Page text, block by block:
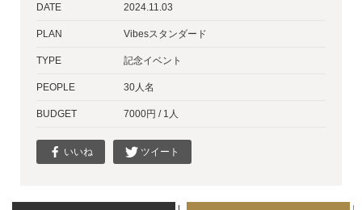
DATE 2024.11.03
PLAN Vibesスタンダード
TYPE 記念イベント
PEOPLE 30人名
BUDGET 7000円 / 1人
いいね ツイート